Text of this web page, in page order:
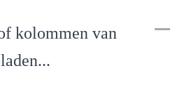
kolommen van